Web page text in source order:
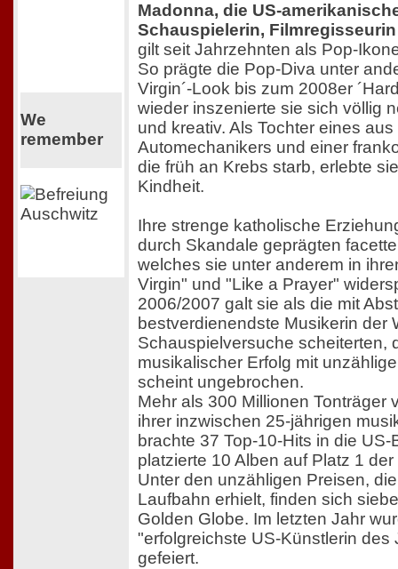
We
remember
Madonna, die US-
Schauspielerin,
gilt seit Jahrzehnten als Pop-
So prägte die Pop-Diva unter
Virgin´-Look bis zum 2008er
wieder inszenierte sie sich völlig
und kreativ. Als Tochter eines
Automechanikers und einer
die früh an Krebs starb, erlebte
Kindheit.
Ihre strenge katholische
durch Skandale geprägten
welches sie unter anderem in
Virgin" und "Like a Prayer"
2006/2007 galt sie als die mit
bestverdienendste Musikerin der
Schauspielversuche scheiterten,
musikalischer Erfolg mit
scheint ungebrochen.
Mehr als 300 Millionen Tonträger
ihrer inzwischen 25-jährigen
brachte 37 Top-10-Hits in die
platzierte 10 Alben auf Platz 1
Unter den unzähligen Preisen,
Laufbahn erhielt, finden sich
Golden Globe. Im letzten Jahr
"erfolgreichste US-Künstlerin des
gefeiert.